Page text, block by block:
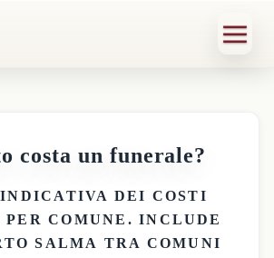
costa un funerale?
DEI COSTI
COMUNE . INCLUDE
SALMA TRA COMUNI